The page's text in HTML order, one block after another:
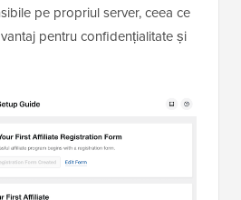
pe propriul server, ceea ce
pentru confidențialitate și